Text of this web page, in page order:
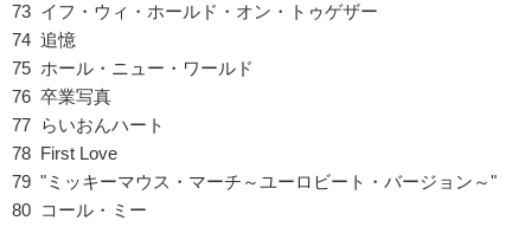
73 イフ・ウィ・ホールド・オン・トゥゲザー
74 追憶
75 ホール・ニュー・ワールド
76 卒業写真
77 らいおんハート
78 First Love
79 "ミッキーマウス・マーチ～ユーロビート・バージョン～"
80 コール・ミー